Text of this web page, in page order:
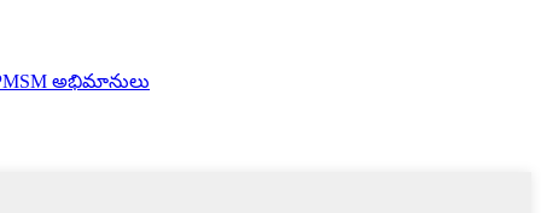
అభిమానులు